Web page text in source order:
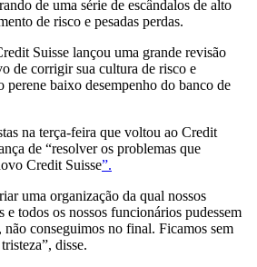
de uma série de escândalos de alto
de risco e pesadas perdas.
Suisse lançou uma grande revisão
de corrigir sua cultura de risco e
perene baixo desempenho do banco de
na terça-feira que voltou ao Credit
de “resolver os problemas que
Credit Suisse”.
uma organização da qual nossos
e todos os nossos funcionários pudessem
conseguimos no final. Ficamos sem
disse.